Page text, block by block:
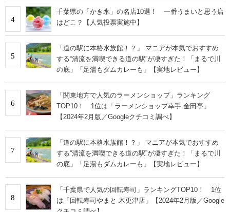
4
千葉県の「かき氷」の名店10選！ 一番うまいと思う店
はどこ？【人気投票実施中】
5
「道の駅に本格水族館！？」 マニアが本気でおすすめ
する“清流を満喫できる道の駅”が凄すぎた！「まるで川
の底」「足湯もダムカレーも」【実地レビュー】
6
「関東地方で人気のラーメンショップ」ランキング
TOP10！ 1位は「ラーメンショップ幸手 金田亭」
【2024年2月版／Googleクチコミ調べ】
7
「道の駅に本格水族館！？」 マニアが本気でおすすめ
する“清流を満喫できる道の駅”が凄すぎた！「まるで川
の底」「足湯もダムカレーも」【実地レビュー】
8
「千葉県で人気の回転寿司」ランキングTOP10！ 1位
は「回転寿司やまと 木更津店」【2024年2月版／Google